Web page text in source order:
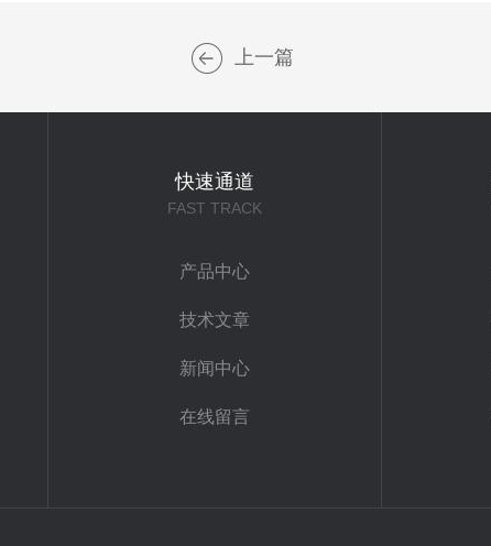
上一篇
快速通道
FAST TRACK
产品中心
技术文章
新闻中心
在线留言